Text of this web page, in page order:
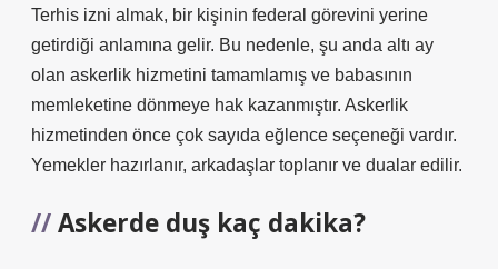
Terhis izni almak, bir kişinin federal görevini yerine
getirdiği anlamına gelir. Bu nedenle, şu anda altı ay
olan askerlik hizmetini tamamlamış ve babasının
memleketine dönmeye hak kazanmıştır. Askerlik
hizmetinden önce çok sayıda eğlence seçeneği vardır.
Yemekler hazırlanır, arkadaşlar toplanır ve dualar edilir.
Askerde duş kaç dakika?